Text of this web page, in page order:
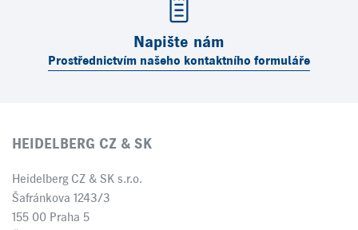
Napište nám
Prostřednictvím našeho kontaktního formuláře
HEIDELBERG CZ & SK
Heidelberg CZ & SK s.r.o.
Šafránkova 1243/3
155 00 Praha 5